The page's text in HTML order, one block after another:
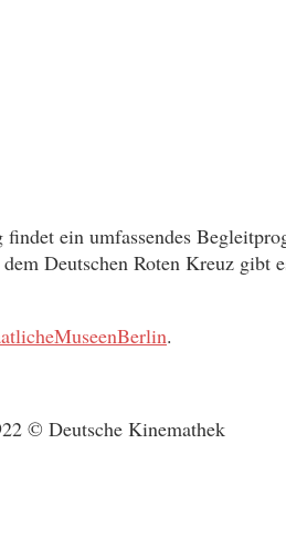
ein umfassendes
Deutschen Roten Kreuz
.
© Deutsche Kinemathek